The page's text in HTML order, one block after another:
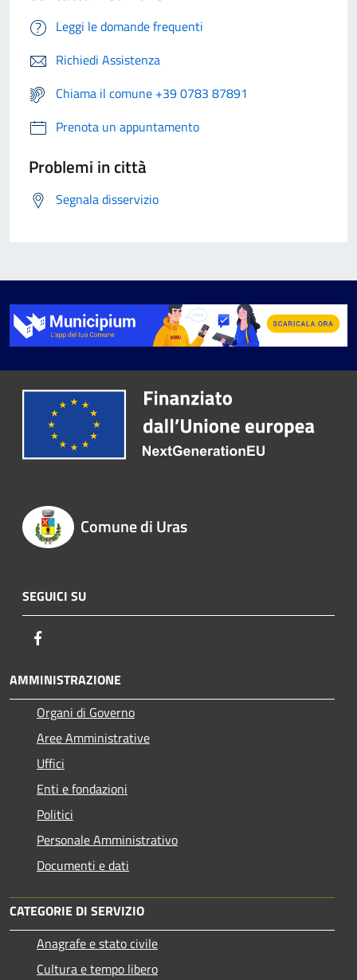
Leggi le domande frequenti
Richiedi Assistenza
Chiama il comune +39 0783 87891
Prenota un appuntamento
Problemi in città
Segnala disservizio
Comune di Uras
SEGUICI SU
AMMINISTRAZIONE
Organi di Governo
Aree Amministrative
Uffici
Enti e fondazioni
Politici
Personale Amministrativo
Documenti e dati
CATEGORIE DI SERVIZIO
Anagrafe e stato civile
Cultura e tempo libero